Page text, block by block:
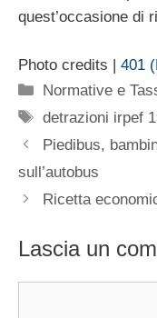
quest’occasione di
Photo credits | 401
Categorie
Normative e
Tag
detrazioni irpef
Piedibus,
sull’autobus
Ricetta
Lascia un